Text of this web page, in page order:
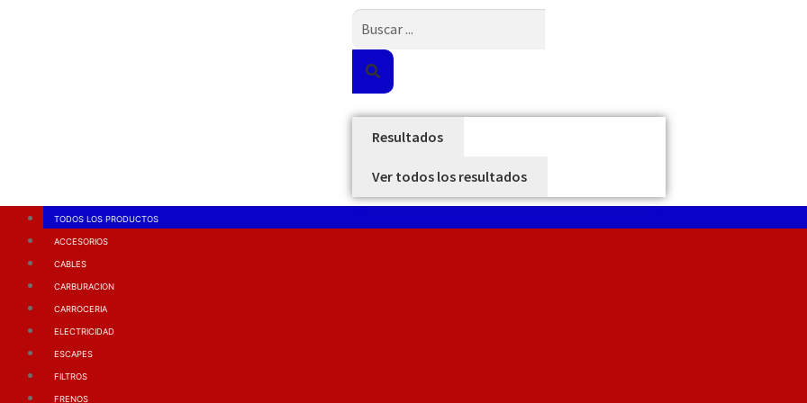
Resultados
Ver todos los resultados
TODOS LOS PRODUCTOS
ACCESORIOS
CABLES
CARBURACION
CARROCERIA
ELECTRICIDAD
ESCAPES
FILTROS
FRENOS